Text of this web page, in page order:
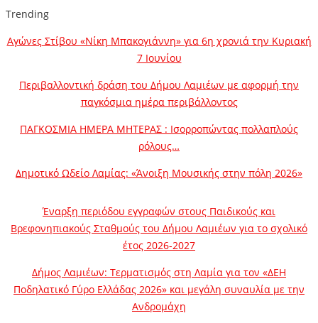
Trending
Αγώνες Στίβου «Νίκη Μπακογιάννη» για 6η χρονιά την Κυριακή
7 Ιουνίου
Περιβαλλοντική δράση του Δήμου Λαμιέων με αφορμή την
παγκόσμια ημέρα περιβάλλοντος
ΠΑΓΚΟΣΜΙΑ ΗΜΕΡΑ ΜΗΤΕΡΑΣ : Ισορροπώντας πολλαπλούς
ρόλους…
Δημοτικό Ωδείο Λαμίας: «Άνοιξη Μουσικής στην πόλη 2026»
Έναρξη περιόδου εγγραφών στους Παιδικούς και
Βρεφονηπιακούς Σταθμούς του Δήμου Λαμιέων για το σχολικό
έτος 2026-2027
Δήμος Λαμιέων: Τερματισμός στη Λαμία για τον «ΔΕΗ
Ποδηλατικό Γύρο Ελλάδας 2026» και μεγάλη συναυλία με την
Ανδρομάχη